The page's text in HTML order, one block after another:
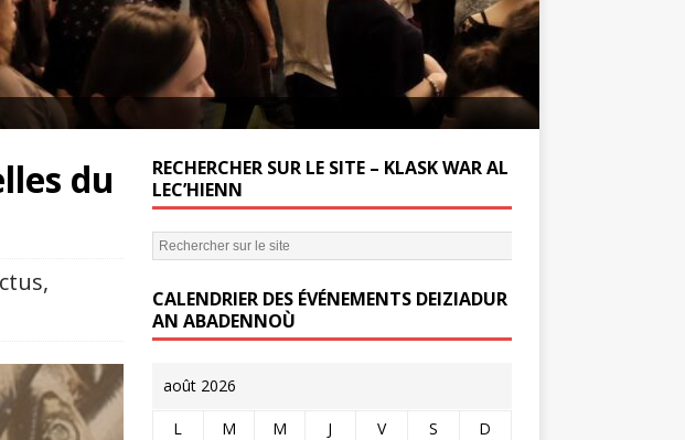
du
,
RECHERCHER SUR LE SITE – KLASK WAR AL
LEC’HIENN
CALENDRIER DES ÉVÉNEMENTS DEIZIADUR
AN ABADENNOÙ
août 2026
L M M J V S
D